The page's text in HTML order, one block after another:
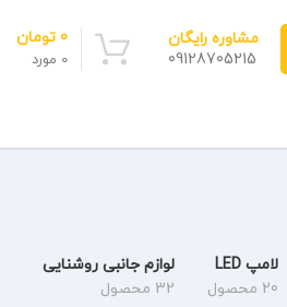
مشاوره رایگان
09128705215
0 مورد
0 تومان
لامپ LED
20 محصول
لوازم جانبی روشنایی
32 محصول